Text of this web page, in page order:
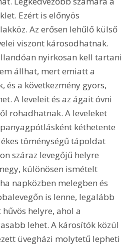
Ezért is előnyös
Az erősen lehűlő külső
viszont károsodhatnak.
nyirkosan kell tartani
állhat, mert emiatt a
és a következmény gyors,
A leveleit és az ágait óvni
rohadhatnak. A leveleket
kéthetente
töménységű tápoldat
száraz levegőjű helyre
különösen ismételt
napközben melegben és
is lenne, legalább
helyre, ahol a
lehet. A károsítók közül
üvegházi molytetű lepheti